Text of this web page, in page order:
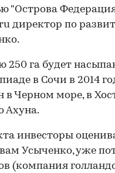
"Острова
директор по
250 га будет
в Сочи в 2014
в Черном море, в
Ахуна.
инвесторы
Усыченко, уже
(компания